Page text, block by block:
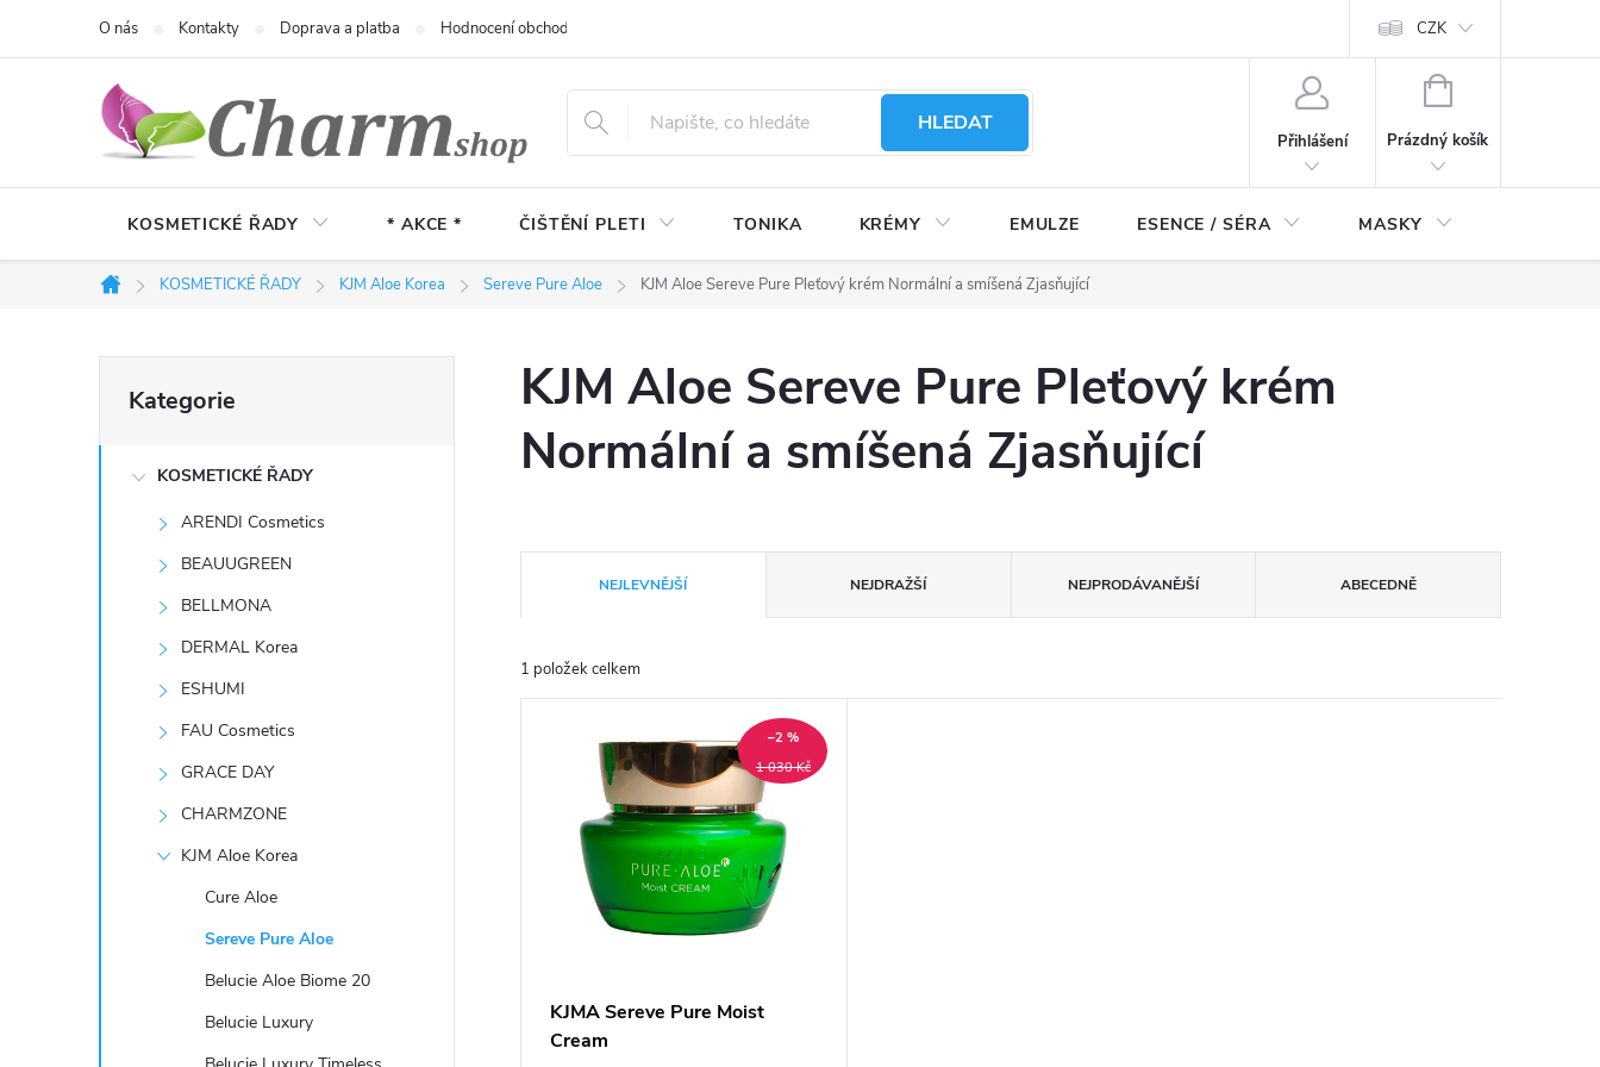
O nás Kontakty Doprava a platba Hodnocení obchodu CZK
HLEDAT
Přihlášení
NÁKUPNÍ
Prázdný košík
KOSMETICKÉ ŘADY * AKCE * ČIŠTĚNÍ PLETI TONIKA KRÉMY EMULZE ESENCE / SÉRA MASKY
Domů
KOSMETICKÉ ŘADY KJM Aloe Korea Sereve Pure Aloe KJM Aloe Sereve Pure Pleťový krém Normální a smíšená Zjasňující
o
kategorie
Kategorie
KOSMETICKÉ ŘADY
ARENDI Cosmetics
BEAUUGREEN
BELLMONA
DERMAL Korea
ESHUMI
FAU Cosmetics
GRACE DAY
CHARMZONE
KJM Aloe Korea
Cure Aloe
Sereve Pure Aloe
Belucie Aloe Biome 20
Belucie Luxury
KJM Aloe Sereve Pure Pleťový krém
Normální a smíšená Zjasňující
a
z
NEJLEVNĚJŠÍ NEJDRAŽŠÍ NEJPRODÁVANĚJŠÍ ABECEDNĚ
1 položek celkem
1 030 Kč
–2 %
KJMA Sereve Pure Moist
Cream